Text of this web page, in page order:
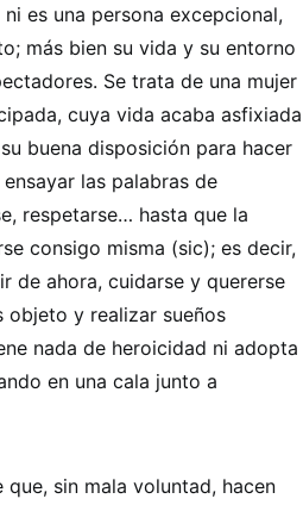
es una persona excepcional,
más bien su vida y su entorno
Se trata de una mujer
cuya vida acaba asfixiada
buena disposición para hacer
las palabras de
respetarse… hasta que la
consigo misma (sic); es decir,
de ahora, cuidarse y quererse
objeto y realizar sueños
nada de heroicidad ni adopta
en una cala junto a
sin mala voluntad, hacen